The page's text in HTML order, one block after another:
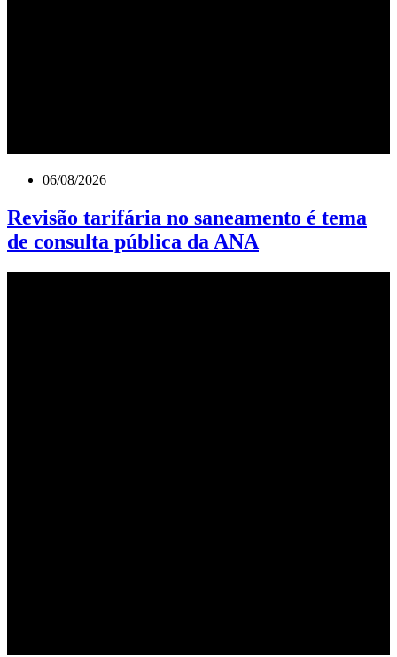
06/08/2026
Revisão tarifária no saneamento é tema
de consulta pública da ANA